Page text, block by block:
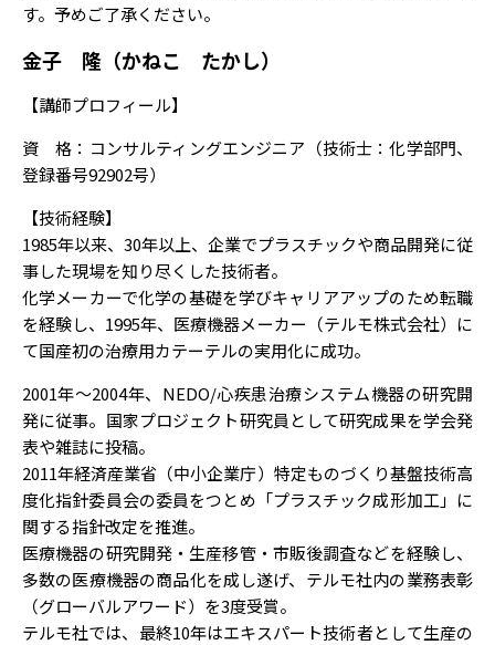
す。予めご了承ください。
金子 隆（かねこ たかし）
【講師プロフィール】
資 格：コンサルティングエンジニア（技術士：化学部門、
登録番号92902号）
【技術経験】
1985年以来、30年以上、企業でプラスチックや商品開発に従
事した現場を知り尽くした技術者。
化学メーカーで化学の基礎を学びキャリアアップのため転職
を経験し、1995年、医療機器メーカー（テルモ株式会社）に
て国産初の治療用カテーテルの実用化に成功。
2001年～2004年、NEDO/心疾患治療システム機器の研究開
発に従事。国家プロジェクト研究員として研究成果を学会発
表や雑誌に投稿。
2011年経済産業省（中小企業庁）特定ものづくり基盤技術高
度化指針委員会の委員をつとめ「プラスチック成形加工」に
関する指針改定を推進。
医療機器の研究開発・生産移管・市販後調査などを経験し、
多数の医療機器の商品化を成し遂げ、テルモ社内の業務表彰
（グローバルアワード）を3度受賞。
テルモ社では、最終10年はエキスパート技術者として生産の